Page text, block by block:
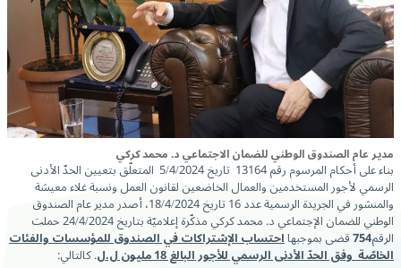
مدير عام الصندوق الوطني للضمان الاجتماعي د. محمد كركي
بناء على أحكام المرسوم رقم 13164 تاريخ 5/4/2024 المتعلّق بتعيين الحدّ الأدنى
الرسمي لأجور المستخدمين والعمال الخاضعين لقانون العمل ونسبة غلاء معيشة
والمنشور في الجريدة الرسمية عدد 16 تاريخ 18/4/2024، أصدر مدير عام الصندوق
الوطني للضمان الإجتماعي د. محمد كركي مذكّرة إعلاميّة بتاريخ 24/4/2024 حملت
الرقم754قضى بموجبهااحتساب الإشتراكات في الصندوق للمؤسسات والفئات
الخاصّة وفق الحدّ الأدنى الرسمي للأجور البالغ 18 مليون ل.ل
. كالتالي: